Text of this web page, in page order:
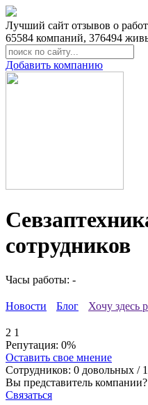
Лучший сайт отзывов о
65584 компаний, 376494
Добавить компанию
сотрудников
Часы работы: -
Новости Блог Хочу здесь
2 1
Репутация: 0%
Оставить свое мнение
Сотрудников: 0 довольных / 1
Вы представитель
Связаться